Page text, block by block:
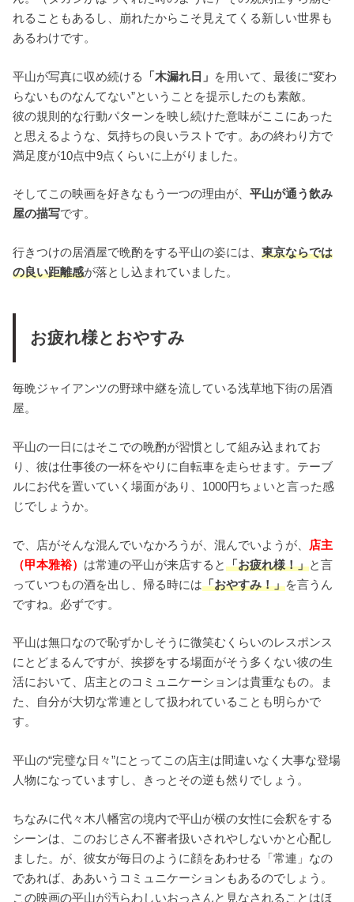
れることもあるし、崩れたからこそ見えてくる新しい世界も
あるわけです。
平山が写真に収め続ける 「木漏れ日」 を用いて、最後に“変わ
らないものなんてない”ということを提示したのも素敵。
彼の規則的な行動パターンを映し続けた意味がここにあった
と思えるような、気持ちの良いラストです。あの終わり方で
満足度が10点中9点くらいに上がりました。
そしてこの映画を好きなもう一つの理由が、平山が通う飲み
屋の描写です。
行きつけの居酒屋で晩酌をする平山の姿には、東京ならでは
の良い距離感が落とし込まれていました。
お疲れ様とおやすみ
毎晩ジャイアンツの野球中継を流している浅草地下街の居酒
屋。
平山の一日にはそこでの晩酌が習慣として組み込まれてお
り、彼は仕事後の一杯をやりに自転車を走らせます。テーブ
ルにお代を置いていく場面があり、1000円ちょいと言った感
じでしょうか。
で、店がそんな混んでいなかろうが、混んでいようが、 店主
（甲本雅裕） は常連の平山が来店すると「お疲れ様！」と言
っていつもの酒を出し、帰る時には「おやすみ！」を言うん
ですね。必ずです。
平山は無口なので恥ずかしそうに微笑むくらいのレスポンス
にとどまるんですが、挨拶をする場面がそう多くない彼の生
活において、店主とのコミュニケーションは貴重なもの。ま
た、自分が大切な常連として扱われていることも明らかで
す。
平山の“完璧な日々”にとってこの店主は間違いなく大事な登場
人物になっていますし、きっとその逆も然りでしょう。
ちなみに代々木八幡宮の境内で平山が横の女性に会釈をする
シーンは、このおじさん不審者扱いされやしないかと心配し
ました。が、彼女が毎日のように顔をあわせる「常連」なの
であれば、ああいうコミュニケーションもあるのでしょう。
この映画の平山が汚らわしいおっさんと見なされることはほ